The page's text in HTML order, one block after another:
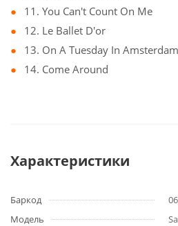
11. You Can't Count On Me
12. Le Ballet D'or
13. On A Tuesday In
14. Come Around
Характеристики
Баркод
Модель